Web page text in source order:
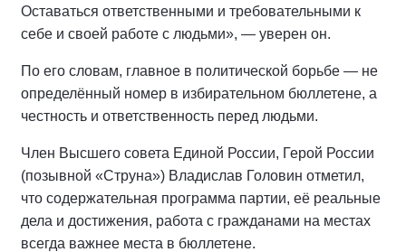
Оставаться ответственными и требовательными к
себе и своей работе с людьми», — уверен он.
По его словам, главное в политической борьбе — не
определённый номер в избирательном бюллетене, а
честность и ответственность перед людьми.
Член Высшего совета Единой России, Герой России
(позывной «Струна») Владислав Головин отметил,
что содержательная программа партии, её реальные
дела и достижения, работа с гражданами на местах
всегда важнее места в бюллетене.